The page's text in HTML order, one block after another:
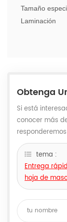
Tamaño
Laminación
Obtenga
Si está
conocer más
tema :
Entrega
hoja de